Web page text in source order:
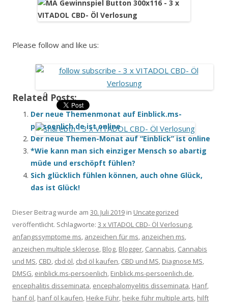
Please follow and like us:
0
Related Posts:
Der neue Themenmonat auf Einblick.ms-
persoenlich.de ist online
Der neue Themen-Monat auf “Einblick” ist online
*Wie kann man sich einziger Mensch so abartig
müde und erschöpft fühlen?
Sich glücklich fühlen können, auch ohne Glück,
das ist Glück!
Dieser Beitrag wurde am 30. Juli 2019 in Uncategorized
veröffentlicht. Schlagworte: 3 x VITADOL CBD- Öl Verlosung,
anfangssymptome ms, anzeichen für ms, anzeichen ms,
anzeichen multiple sklerose, Blog, Blogger, Cannabis, Cannabis
und MS, CBD, cbd öl, cbd öl kaufen, CBD und MS, Diagnose MS,
DMSG, einblick.ms-persoenlich, Einblick.ms-persoenlich.de,
encephalitis disseminata, encephalomyelitis disseminata, Hanf,
hanf öl, hanf öl kaufen, Heike Führ, heike führ multiple arts, hilft